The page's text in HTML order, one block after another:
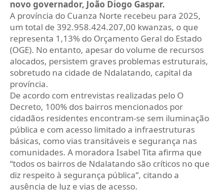
novo governador, João Diogo Gaspar.
A província do Cuanza Norte recebeu para 2025,
um total de 392.958.424.207,00 kwanzas, o que
representa 1,13% do Orçamento Geral do Estado
(OGE). No entanto, apesar do volume de recursos
alocados, persistem graves problemas estruturais,
sobretudo na cidade de Ndalatando, capital da
província.
De acordo com entrevistas realizadas pelo O
Decreto, 100% dos bairros mencionados por
cidadãos residentes encontram-se sem iluminação
pública e com acesso limitado a infraestruturas
básicas, como vias transitáveis e segurança nas
comunidades. A moradora Isabel Tita afirma que
“todos os bairros de Ndalatando são críticos no que
diz respeito à segurança pública”, citando a
ausência de luz e vias de acesso.